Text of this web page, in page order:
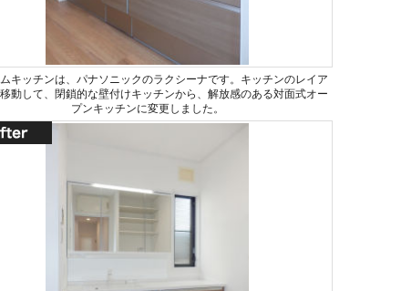
キッチンは、パナソニックのラクシーナです。キッチンのレイア
動して、閉鎖的な壁付けキッチンから、解放感のある対面式オー
プンキッチンに変更しました。